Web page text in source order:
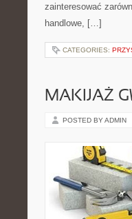
zainteresować
handlowe, […]
CATEGORIES:
MAKIJAŻ
POSTED BY ADMIN